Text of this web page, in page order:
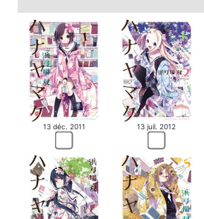
13 déc. 2011 13 juil. 2012